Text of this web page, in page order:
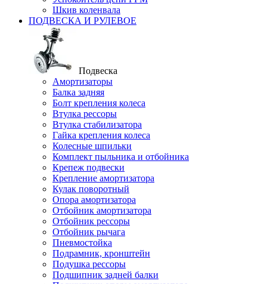
Шкив коленвала
ПОДВЕСКА И РУЛЕВОЕ
Подвеска
Амортизаторы
Балка задняя
Болт крепления колеса
Втулка рессоры
Втулка стабилизатора
Гайка крепления колеса
Колесные шпильки
Комплект пыльника и отбойника
Крепеж подвески
Крепление амортизатора
Кулак поворотный
Опора амортизатора
Отбойник амортизатора
Отбойник рессоры
Отбойник рычага
Пневмостойка
Подрамник, кронштейн
Подушка рессоры
Подшипник задней балки